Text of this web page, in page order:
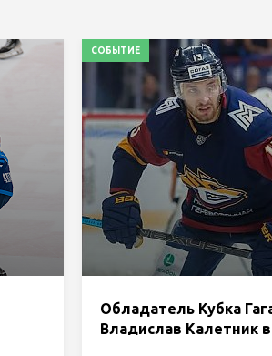
СОБЫТИЕ
Обладатель Кубка
Владислав Калетник в